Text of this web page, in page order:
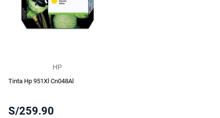
HP
Tinta Hp 951Xl Cn048Al
S/259.90